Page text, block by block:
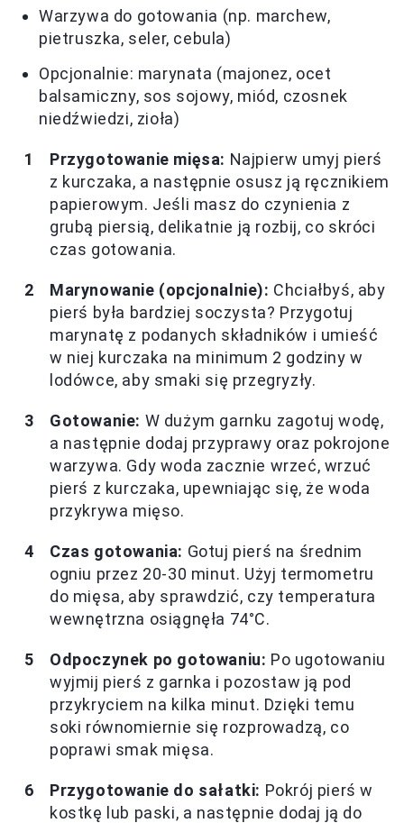
Warzywa do gotowania (np. marchew,
pietruszka, seler, cebula)
Opcjonalnie: marynata (majonez, ocet
balsamiczny, sos sojowy, miód, czosnek
niedźwiedzi, zioła)
Przygotowanie mięsa: Najpierw umyj pierś
z kurczaka, a następnie osusz ją ręcznikiem
papierowym. Jeśli masz do czynienia z
grubą piersią, delikatnie ją rozbij, co skróci
czas gotowania.
Marynowanie (opcjonalnie): Chciałbyś, aby
pierś była bardziej soczysta? Przygotuj
marynatę z podanych składników i umieść
w niej kurczaka na minimum 2 godziny w
lodówce, aby smaki się przegryzły.
Gotowanie: W dużym garnku zagotuj wodę,
a następnie dodaj przyprawy oraz pokrojone
warzywa. Gdy woda zacznie wrzeć, wrzuć
pierś z kurczaka, upewniając się, że woda
przykrywa mięso.
Czas gotowania: Gotuj pierś na średnim
ogniu przez 20-30 minut. Użyj termometru
do mięsa, aby sprawdzić, czy temperatura
wewnętrzna osiągnęła 74°C.
Odpoczynek po gotowaniu: Po ugotowaniu
wyjmij pierś z garnka i pozostaw ją pod
przykryciem na kilka minut. Dzięki temu
soki równomiernie się rozprowadzą, co
poprawi smak mięsa.
Przygotowanie do sałatki: Pokrój pierś w
kostkę lub paski, a następnie dodaj ją do